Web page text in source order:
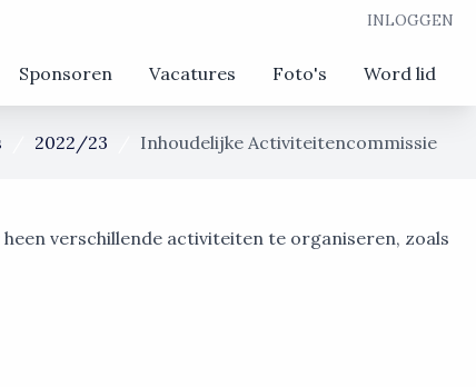
INLOGGEN
Sponsoren Vacatures Foto's Word lid
2022/23 Inhoudelijke Activiteitencommissie
verschillende activiteiten te organiseren, zoals